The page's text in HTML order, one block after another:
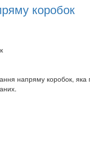
коробок
напряму коробок,